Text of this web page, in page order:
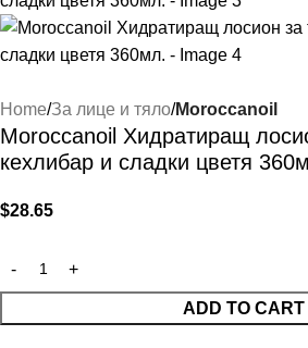
Home За лице и тяло Moroccanoil
Moroccanoil Хидратиращ
кехлибар и сладки цветя
$28.65
ADD TO CART